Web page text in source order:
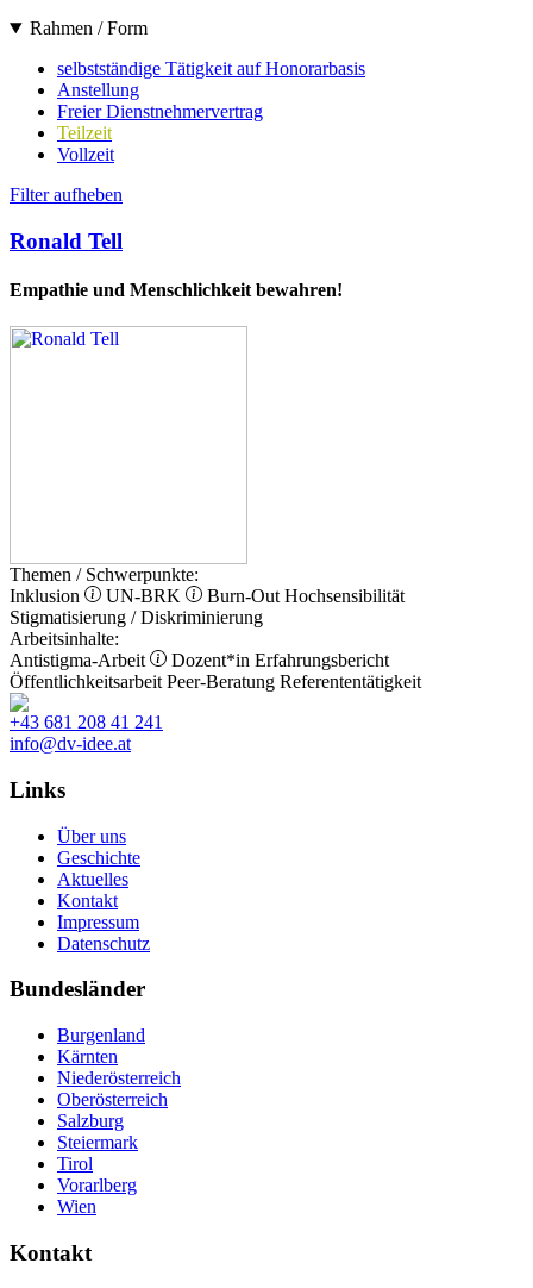
Rahmen / Form
selbstständige Tätigkeit auf Honorarbasis
Anstellung
Freier Dienstnehmervertrag
Teilzeit
Vollzeit
Filter aufheben
Ronald Tell
Empathie und Menschlichkeit bewahren!
Themen / Schwerpunkte:
Inklusion
UN-BRK Burn-Out Hochsensibilität
Stigmatisierung / Diskriminierung
Arbeitsinhalte:
Antistigma-Arbeit
Dozent*in Erfahrungsbericht
Öffentlichkeitsarbeit Peer-Beratung Referententätigkeit
+43 681 208 41 241
info@dv-idee.at
Links
Über uns
Geschichte
Aktuelles
Kontakt
Impressum
Datenschutz
Bundesländer
Burgenland
Kärnten
Niederösterreich
Oberösterreich
Salzburg
Steiermark
Tirol
Vorarlberg
Wien
Kontakt